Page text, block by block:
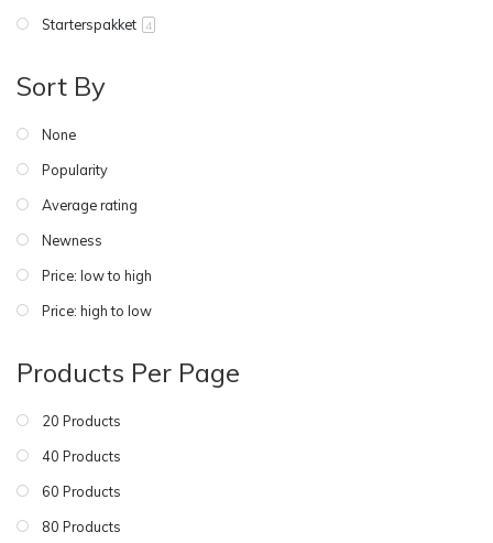
Starterspakket 4
Sort By
None
Popularity
Average rating
Newness
Price: low to high
Price: high to low
Products Per Page
20 Products
40 Products
60 Products
80 Products